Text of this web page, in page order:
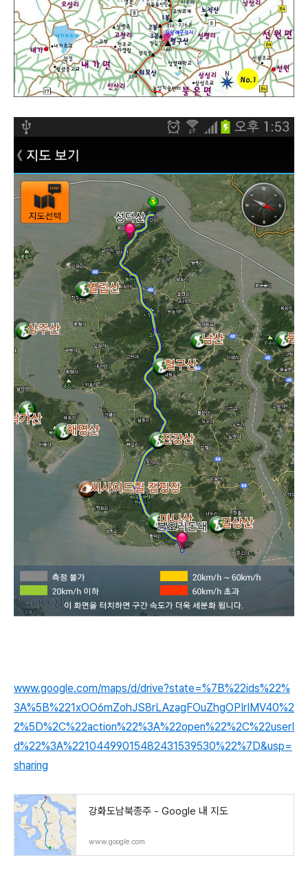
www.google.com/maps/d/drive?state=%7B%22ids%22%
3A%5B%221xOO6mZohJS8rLAzagFOuZhgOPIrIMV40%2
2%5D%2C%22action%22%3A%22open%22%2C%22userI
d%22%3A%22104499015482431539530%22%7D&usp=
sharing
강화도남북종주 - Google 내 지도
www.google.com